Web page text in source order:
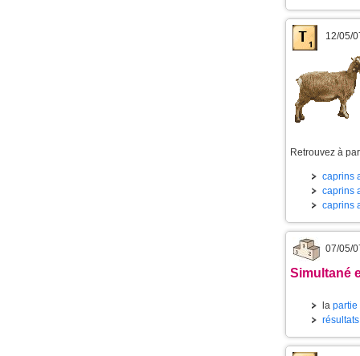
12/05/
Retrouvez à
caprins
caprins
caprins
07/05/
Simultané
la partie